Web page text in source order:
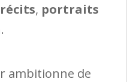
récits, portraits
.
ambitionne de